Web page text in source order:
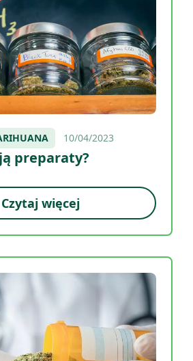
10/04/2023
preparaty?
Czytaj więcej